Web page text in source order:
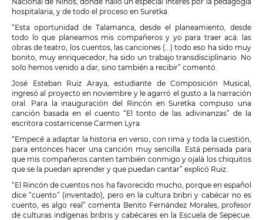
hospitalaria, y de todo el proceso en Suretka.
“Esta oportunidad de Talamanca, desde el planeamiento, desde
todo lo que planeamos mis compañeros y yo para traer acá: las
obras de teatro, los cuentos, las canciones (...) todo eso ha sido muy
bonito, muy enriquecedor, ha sido un trabajo transdisciplinario. No
solo hemos venido a dar, sino también a recibir” comentó.
José Esteban Ruiz Araya, estudiante de Composición Musical,
ingresó al proyecto en noviembre y le agarró el gusto a la narración
oral. Para la inauguración del Rincón en Suretka compuso una
canción basada en el cuento “El tonto de las adivinanzas” de la
escritora costarricense Carmen Lyra.
“Empecé a adaptar la historia en verso, con rima y toda la cuestión,
para entonces hacer una canción muy sencilla. Está pensada para
que mis compañeros canten también conmigo y ojalá los chiquitos
que se la puedan aprender y que puedan cantar” explicó Ruiz.
“El Rincón de cuentos nos ha favorecido mucho, porque en español
dice “cuento” (inventado), pero en la cultura bribri y cabécar no es
cuento, es algo real” comenta Benito Fernández Morales, profesor
de culturas indígenas bribris y cabécares en la Escuela de Sepecue.